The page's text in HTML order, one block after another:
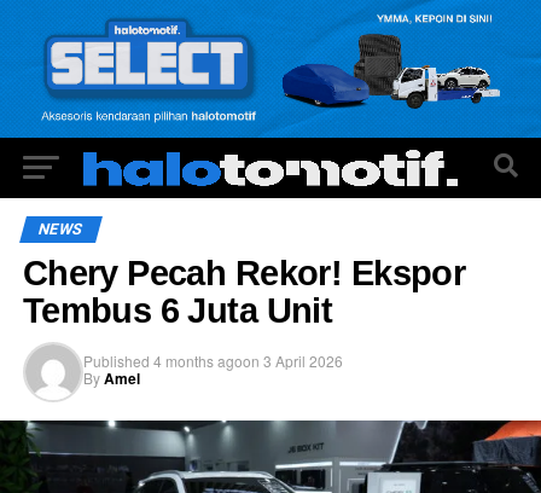
NEWS
Chery Pecah Rekor! Ekspor
Tembus 6 Juta Unit
Published 4 months agoon 3 April 2026
ByAmel